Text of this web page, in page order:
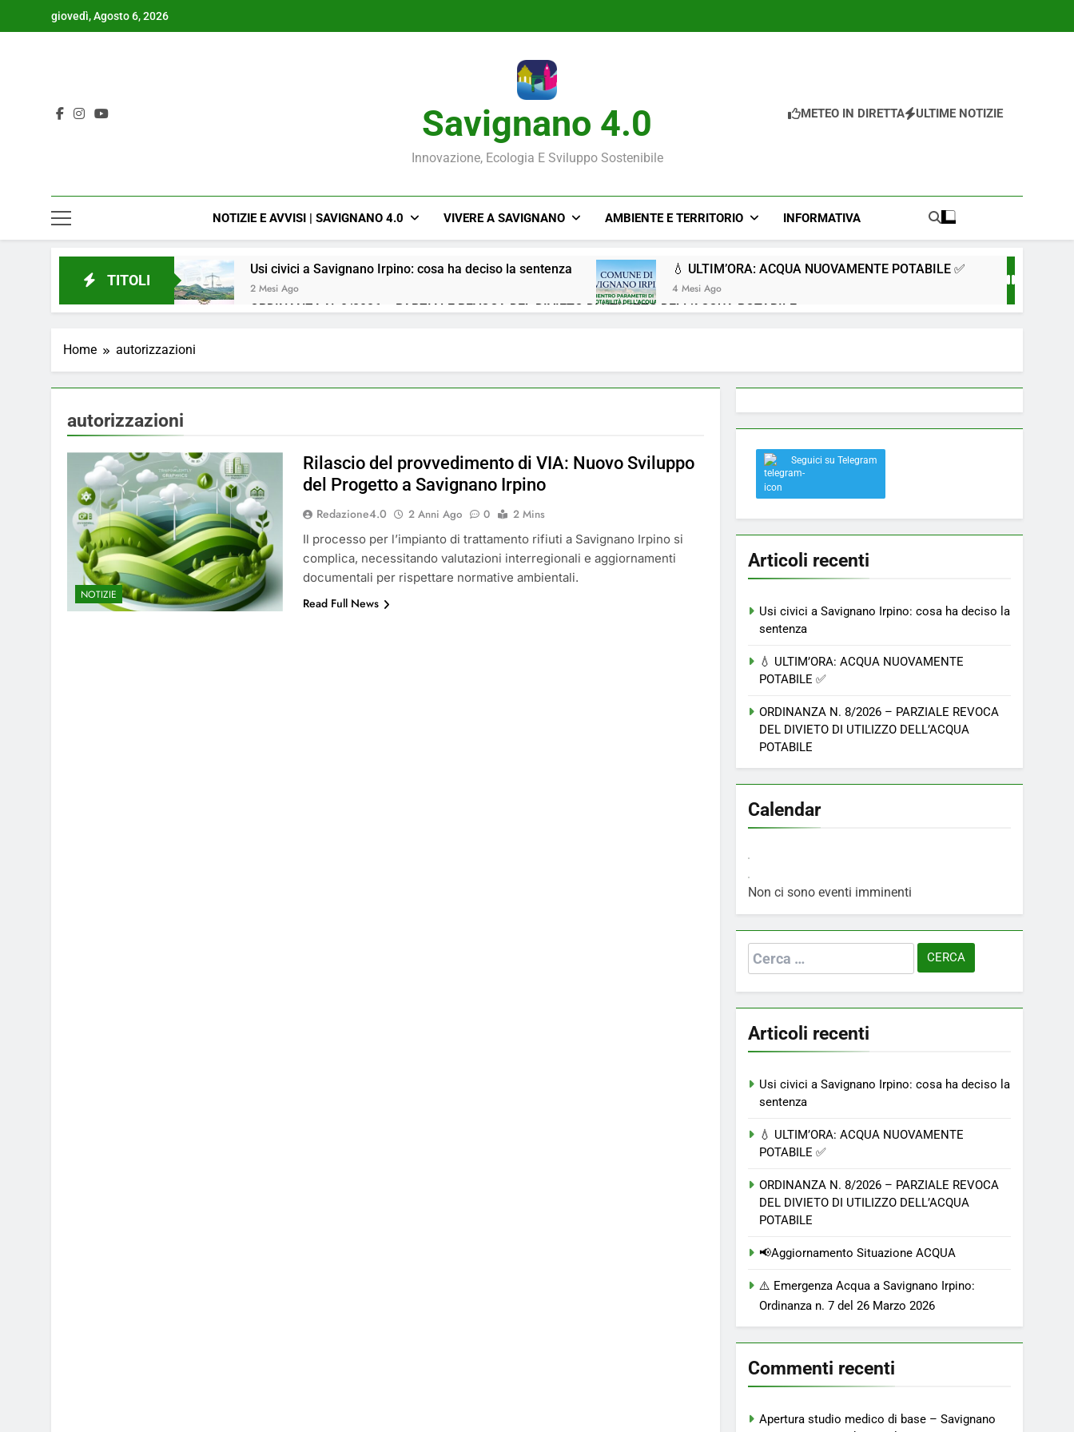
giovedì, Agosto 6, 2026
Savignano 4.0
Innovazione, Ecologia E Sviluppo Sostenibile
METEO IN DIRETTA ULTIME NOTIZIE
NOTIZIE E AVVISI | SAVIGNANO 4.0 VIVERE A SAVIGNANO AMBIENTE E TERRITORIO INFORMATIVA
TITOLI
Usi civici a Savignano Irpino: cosa ha deciso la sentenza
2 Mesi Ago
💧 ULTIM’ORA: ACQUA NUOVAMENTE POTABILE ✅
4 Mesi Ago
ORDINANZA N. 8/2026 – PARZIALE REVOCA DEL DIVIETO DI UTILIZZO DELL’ACQUA POTABILE
4 Mesi Ago
⚠️ Emergenza Acqua a Savignano Irpino: Ordinanza n. 7 del 26 Marzo 2026
10 Mesi Ago
Postamat chiuso di notte a Savignano: misura anti-rapina fino alle 8:30
💡 Savignano 4.0 si rinnova: scopri la nuova grafica del blog dedicato al futuro del nostro paese
12 Mesi Ago
🌤️ Nuova Webcam Live per il Meteo a Savignano Irpino!
2 Anni Ago
Test IT-alert l’11 ottobre: messaggio sui cellulari anche a Savignano
2 Anni Ago
Home autorizzazioni
autorizzazioni
NOTIZIE
Rilascio del provvedimento di VIA: Nuovo Sviluppo
del Progetto a Savignano Irpino
Redazione4.0 2 Anni Ago 0
2 Mins
Il processo per l’impianto di trattamento rifiuti a Savignano Irpino si
complica, necessitando valutazioni interregionali e aggiornamenti
documentali per rispettare normative ambientali.
Read Full News
Seguici su Telegram
Articoli recenti
Usi civici a Savignano Irpino: cosa ha deciso la
sentenza
💧 ULTIM’ORA: ACQUA NUOVAMENTE
POTABILE ✅
ORDINANZA N. 8/2026 – PARZIALE REVOCA
DEL DIVIETO DI UTILIZZO DELL’ACQUA
POTABILE
Calendar
Non ci sono eventi imminenti
Ricerca
per:
Articoli recenti
Usi civici a Savignano Irpino: cosa ha deciso la
sentenza
💧 ULTIM’ORA: ACQUA NUOVAMENTE
POTABILE ✅
ORDINANZA N. 8/2026 – PARZIALE REVOCA
DEL DIVIETO DI UTILIZZO DELL’ACQUA
POTABILE
📢Aggiornamento Situazione ACQUA
⚠️ Emergenza Acqua a Savignano Irpino:
Ordinanza n. 7 del 26 Marzo 2026
Commenti recenti
Apertura studio medico di base – Savignano